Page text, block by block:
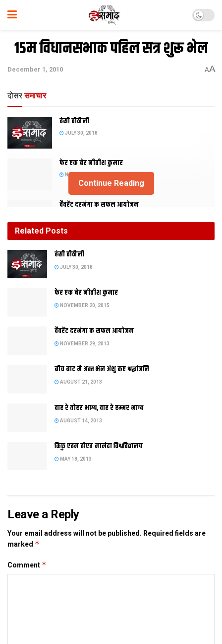
15म विधानसभाक पहिल सत्र शुरू भेल
December 1, 2010 AA
दोसर समाचार
हंसी ठीठौली
JULY 30, 2018
फेर एक बेर नीतीश कुमार
NOVEMBER 20, 2015
वैवरेंट दरभंगा क सफल आयोजन
Continue Reading
mla
Related Posts
हंसी ठीठौली
JULY 30, 2018
फेर एक बेर नीतीश कुमार
NOVEMBER 20, 2015
वैवरेंट दरभंगा क सफल आयोजन
NOVEMBER 29, 2013
बीच बाट मे अस्त भेल अंशु कए श्रद्धांजलि
AUGUST 21, 2013
वाह रे तोहर भाग्य, वाह रे हम्मर भाग्य
AUGUST 14, 2013
किछु एहन होएत नालंदा विश्वविद्यालय
MAY 18, 2013
Leave a Reply
Your email address will not be published. Required fields are
marked *
Comment *